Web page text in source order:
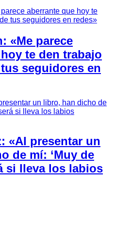
«Me parece
te den trabajo
seguidores en
«Al presentar un
de mí: ‘Muy de
si lleva los labios